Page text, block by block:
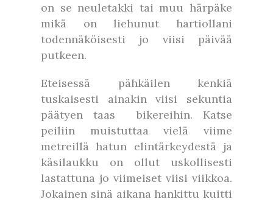
on se neuletakki tai muu härpäke
mikä on liehunut hartiollani
todennäköisesti jo viisi päivää
putkeen.
Eteisessä pähkäilen kenkiä
tuskaisesti ainakin viisi sekuntia
päätyen taas bikereihin. Katse
peiliin muistuttaa vielä viime
metreillä hatun elintärkeydestä ja
käsilaukku on ollut uskollisesti
lastattuna jo viimeiset viisi viikkoa.
Jokainen sinä aikana hankittu kuitti